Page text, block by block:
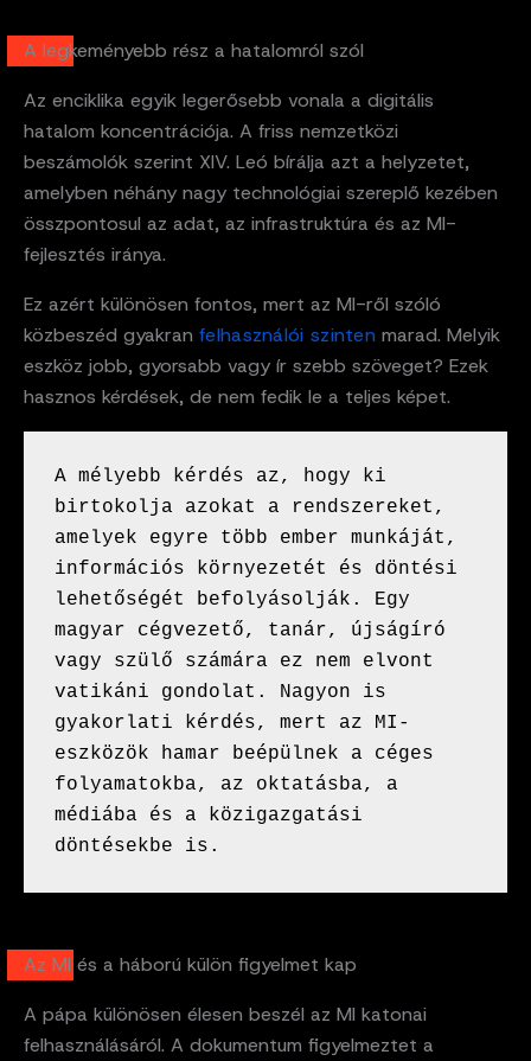
A legkeményebb rész a hatalomról szól
Az enciklika egyik legerősebb vonala a digitális
hatalom koncentrációja. A friss nemzetközi
beszámolók szerint XIV. Leó bírálja azt a helyzetet,
amelyben néhány nagy technológiai szereplő kezében
összpontosul az adat, az infrastruktúra és az MI-
fejlesztés iránya.
Ez azért különösen fontos, mert az MI-ről szóló
közbeszéd gyakran felhasználói szinten marad. Melyik
eszköz jobb, gyorsabb vagy ír szebb szöveget? Ezek
hasznos kérdések, de nem fedik le a teljes képet.
A mélyebb kérdés az, hogy ki
birtokolja azokat a rendszereket,
amelyek egyre több ember munkáját,
információs környezetét és döntési
lehetőségét befolyásolják. Egy
magyar cégvezető, tanár, újságíró
vagy szülő számára ez nem elvont
vatikáni gondolat. Nagyon is
gyakorlati kérdés, mert az MI-
eszközök hamar beépülnek a céges
folyamatokba, az oktatásba, a
médiába és a közigazgatási
döntésekbe is.
Az MI és a háború külön figyelmet kap
A pápa különösen élesen beszél az MI katonai
felhasználásáról. A dokumentum figyelmeztet a